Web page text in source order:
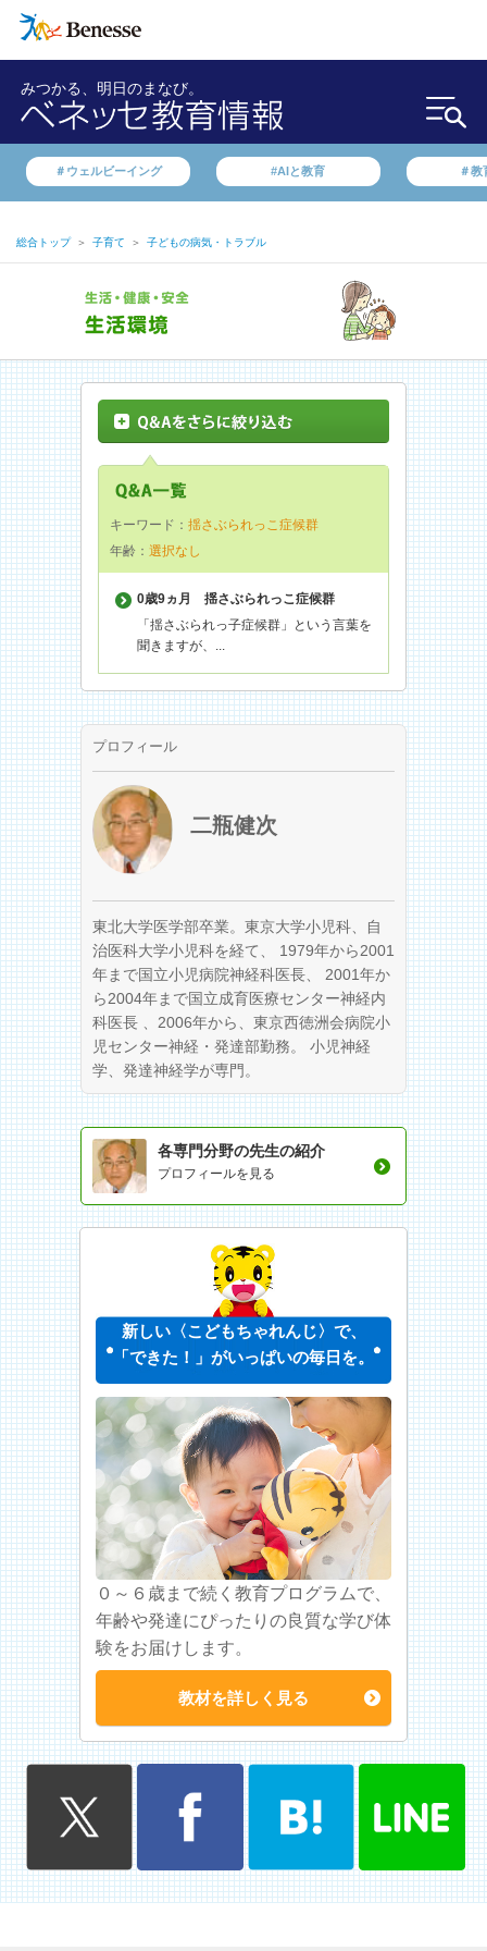
みつかる、明日のまなび。
＃ウェルビーイング #AIと教育 ＃教
総合トップ ＞ 子育て ＞ 子どもの病気・トラブル
キーワード： 揺さぶられっこ症候群
年齢： 選択なし
0歳9ヵ月
揺さぶられっこ症候群
「揺さぶられっ子症候群」という言葉を
聞きますが、...
プロフィール
二瓶健次
東北大学医学部卒業。東京大学小児科、自
治医科大学小児科を経て、 1979年から2001
年まで国立小児病院神経科医長、 2001年か
ら2004年まで国立成育医療センター神経内
科医長 、2006年から、東京西徳洲会病院小
児センター神経・発達部勤務。 小児神経
学、発達神経学が専門。
各専門分野の先生の紹介
プロフィールを見る
新しい〈こどもちゃれんじ〉で、
「できた！」がいっぱいの毎日を。
０～６歳まで続く教育プログラムで、
年齢や発達にぴったりの良質な学び体
験をお届けします。
教材を詳しく見る